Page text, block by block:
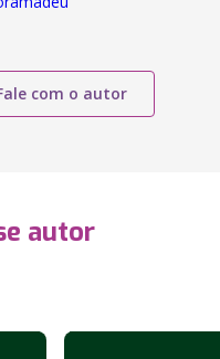
com o autor
autor